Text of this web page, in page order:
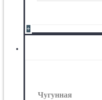
+
Чугунная